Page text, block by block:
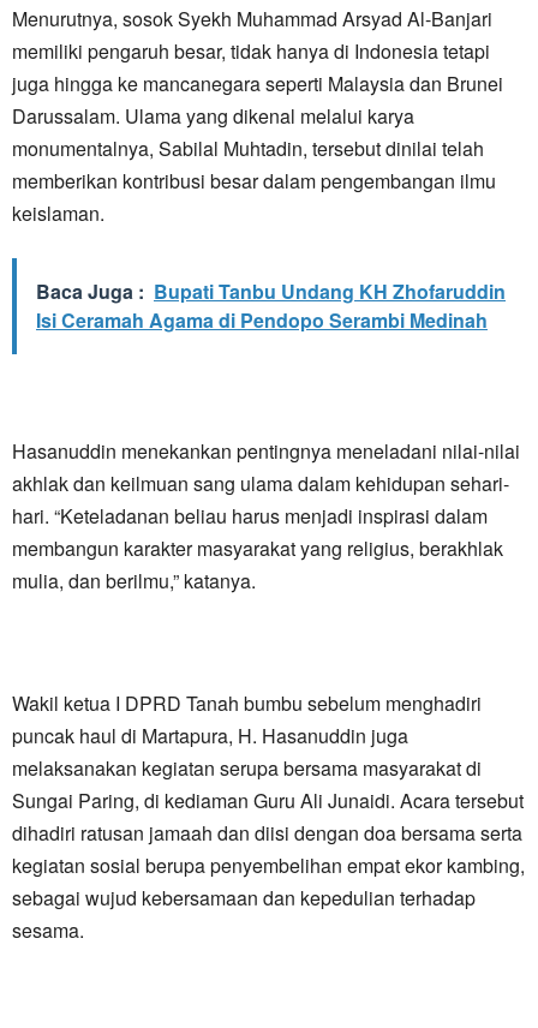
Menurutnya, sosok Syekh Muhammad Arsyad Al-Banjari
memiliki pengaruh besar, tidak hanya di Indonesia tetapi
juga hingga ke mancanegara seperti Malaysia dan Brunei
Darussalam. Ulama yang dikenal melalui karya
monumentalnya, Sabilal Muhtadin, tersebut dinilai telah
memberikan kontribusi besar dalam pengembangan ilmu
keislaman.
Baca Juga : Bupati Tanbu Undang KH Zhofaruddin
Isi Ceramah Agama di Pendopo Serambi Medinah
Hasanuddin menekankan pentingnya meneladani nilai-nilai
akhlak dan keilmuan sang ulama dalam kehidupan sehari-
hari. “Keteladanan beliau harus menjadi inspirasi dalam
membangun karakter masyarakat yang religius, berakhlak
mulia, dan berilmu,” katanya.
Wakil ketua I DPRD Tanah bumbu sebelum menghadiri
puncak haul di Martapura, H. Hasanuddin juga
melaksanakan kegiatan serupa bersama masyarakat di
Sungai Paring, di kediaman Guru Ali Junaidi. Acara tersebut
dihadiri ratusan jamaah dan diisi dengan doa bersama serta
kegiatan sosial berupa penyembelihan empat ekor kambing,
sebagai wujud kebersamaan dan kepedulian terhadap
sesama.